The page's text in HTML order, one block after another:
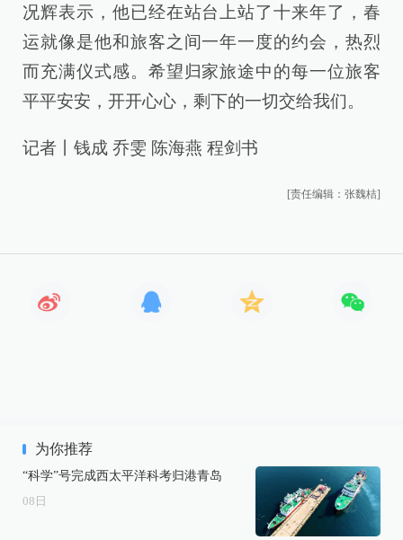
况辉表示，他已经在站台上站了十来年了，春
运就像是他和旅客之间一年一度的约会，热烈
而充满仪式感。希望归家旅途中的每一位旅客
平平安安，开开心心，剩下的一切交给我们。
记者丨钱成 乔雯 陈海燕 程剑书
[责任编辑：张魏桔]
为你推荐
“科学”号完成西太平洋科考归港青岛
08 日